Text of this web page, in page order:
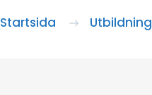
Startsida Utbildning